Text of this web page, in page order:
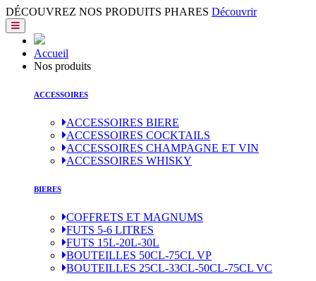
DÉCOUVREZ NOS PRODUITS PHARES Découvrir
Accueil
Nos produits(current)
ACCESSOIRES
ACCESSOIRES BIERE
ACCESSOIRES COCKTAILS
ACCESSOIRES CHAMPAGNE ET VIN
ACCESSOIRES WHISKY
BIERES
COFFRETS ET MAGNUMS
FUTS 5-6 LITRES
FUTS 15L-20L-30L
BOUTEILLES 50CL-75CL VP
BOUTEILLES 25CL-33CL-50CL-75CL VC